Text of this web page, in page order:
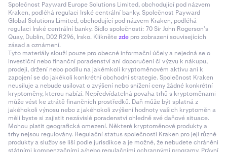
Společnost Payward Europe Solutions Limited, obchodující pod názvem
Kraken, podléhá regulaci Irské centrální banky. Společnost Payward
Global Solutions Limited, obchodující pod názvem Kraken, podléhá
regulaci Irské centrální banky. Sídlo společnosti: 70 Sir John Rogerson’s
Quay, Dublin, D02 R296, Irsko. Kliknětezde pro zobrazení souvisejících
zásad a oznámení.
Tyto materiály slouží pouze pro obecné informační účely a nejedná se o
investiční nebo finanční poradenství ani doporučení či výzvu k nákupu,
prodeji, držení nebo podílu na jakémkoli kryptoměnovém aktivu ani k
zapojení se do jakékoli konkrétní obchodní strategie. Společnost Kraken
neusiluje a nebude usilovat o zvýšení nebo snížení ceny žádné konkrétní
kryptoměny, kterou nabízí. Nepředvídatelná povaha trhů s kryptoměnami
může vést ke ztrátě finančních prostředků. Daň může být splatná z
jakéhokoli výnosu nebo z jakéhokoli zvýšení hodnoty vašich kryptoměn a
měli byste si zajistit nezávislé poradenství ohledně své daňové situace.
Mohou platit geografická omezení. Některé kryptoměnové produkty a
trhy nejsou regulovány. Regulační status společnosti Kraken pro její různé
produkty a služby se liší podle jurisdikce a je možné, že nebudete chráněni